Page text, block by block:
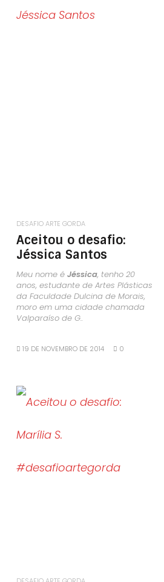
DESAFIO ARTE GORDA
Aceitou o desafio:
Jéssica Santos
Meu nome é Jéssica, tenho 20
anos, estudante de Artes Plásticas
da Faculdade Dulcina de Morais,
moro em uma cidade chamada
Valparaíso de G..
19 DE NOVEMBRO DE 2014 0
LEIA MAIS